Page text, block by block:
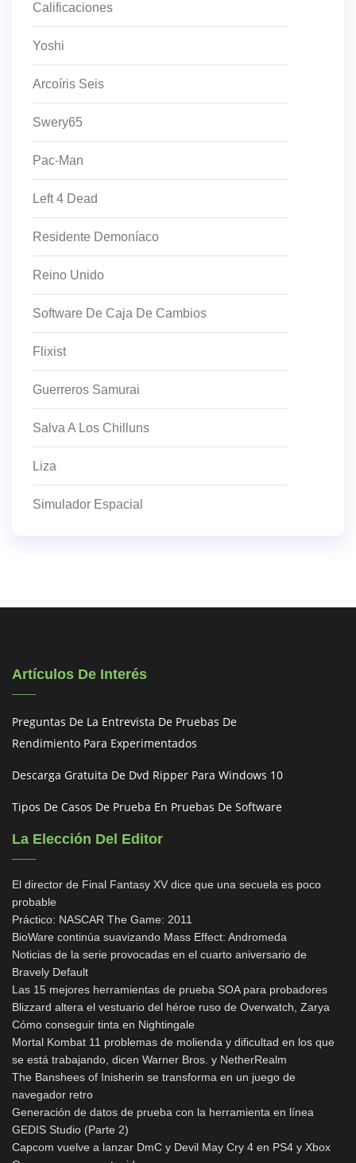
Calificaciones
Yoshi
Arcoíris Seis
Swery65
Pac-Man
Left 4 Dead
Residente Demoníaco
Reino Unido
Software De Caja De Cambios
Flixist
Guerreros Samurai
Salva A Los Chilluns
Liza
Simulador Espacial
Artículos De Interés
Preguntas De La Entrevista De Pruebas De
Rendimiento Para Experimentados
Descarga Gratuita De Dvd Ripper Para Windows 10
Tipos De Casos De Prueba En Pruebas De Software
La Elección Del Editor
El director de Final Fantasy XV dice que una secuela es poco
probable
Práctico: NASCAR The Game: 2011
BioWare continúa suavizando Mass Effect: Andromeda
Noticias de la serie provocadas en el cuarto aniversario de
Bravely Default
Las 15 mejores herramientas de prueba SOA para probadores
Blizzard altera el vestuario del héroe ruso de Overwatch, Zarya
Cómo conseguir tinta en Nightingale
Mortal Kombat 11 problemas de molienda y dificultad en los que
se está trabajando, dicen Warner Bros. y NetherRealm
The Banshees of Inisherin se transforma en un juego de
navegador retro
Generación de datos de prueba con la herramienta en línea
GEDIS Studio (Parte 2)
Capcom vuelve a lanzar DmC y Devil May Cry 4 en PS4 y Xbox